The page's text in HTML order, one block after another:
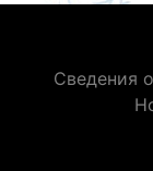
Сведения